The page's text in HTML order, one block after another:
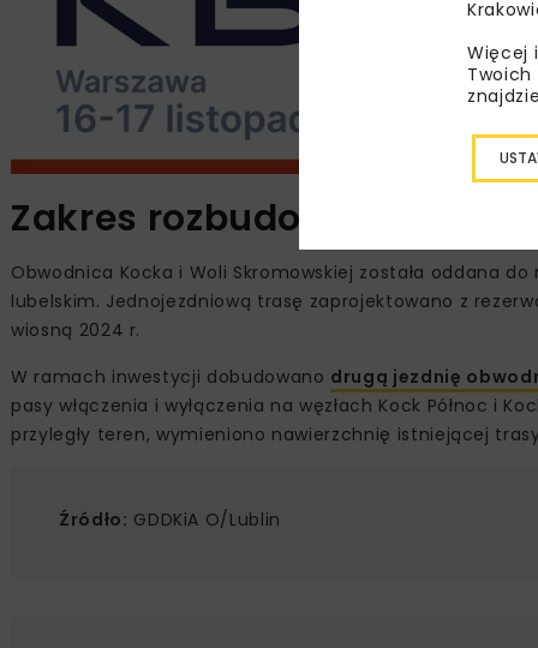
Zakres rozbudowy
Obwodnica Kocka i Woli Skromowskiej została oddana
lubelskim. Jednojezdniową trasę zaprojektowano z
wiosną 2024 r.
W ramach inwestycji dobudowano drugą jezdnię
pasy włączenia i wyłączenia na węzłach Kock Północ i
przyległy teren, wymieniono nawierzchnię istniejącej
Źródło: GDDKiA O/Lublin
Więcej